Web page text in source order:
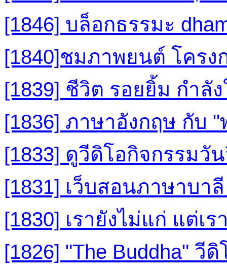
[1846] บล็อกธรรมะ
[1840]ชมภาพยนต์ โคร
[1839] ชีวิต รอยยิ้ม กำลั
[1836] ภาษาอังกฤษ กับ
[1833] ดูวีดิโอกิจกรรม
[1831] เว็บสอนภาษาบ
[1830] เรายังไม่แก่ แต่เ
[1826] "The Buddha"